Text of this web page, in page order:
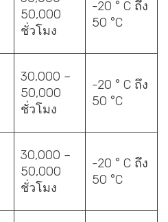
50,000
ชั่วโมง
-20 ° C ถึง
50 °C
30,000 –
50,000
ชั่วโมง
-20 ° C ถึง
50 °C
30,000 –
50,000
ชั่วโมง
-20 ° C ถึง
50 °C